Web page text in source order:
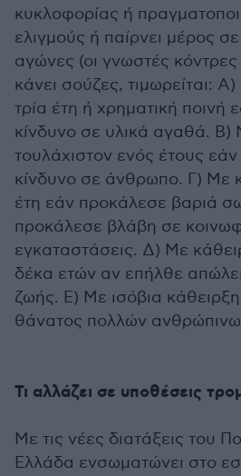
κυκλοφορίας ή
ελιγμούς ή παίρνει μέρος
αγώνες (οι γνωστές
κάνει σούζες, τιμωρείται:
τρία έτη ή χρηματική ποινή
κίνδυνο σε υλικά αγαθά. Β)
τουλάχιστον ενός έτους
κίνδυνο σε άνθρωπο. Γ) Με
έτη εάν προκάλεσε βαριά
προκάλεσε βλάβη σε
εγκαταστάσεις. Δ) Με
δέκα ετών αν επήλθε
ζωής. Ε) Με ισόβια
θάνατος πολλών
Τι αλλάζει σε υποθέσεις
Με τις νέες διατάξεις του
Ελλάδα ενσωματώνει στο